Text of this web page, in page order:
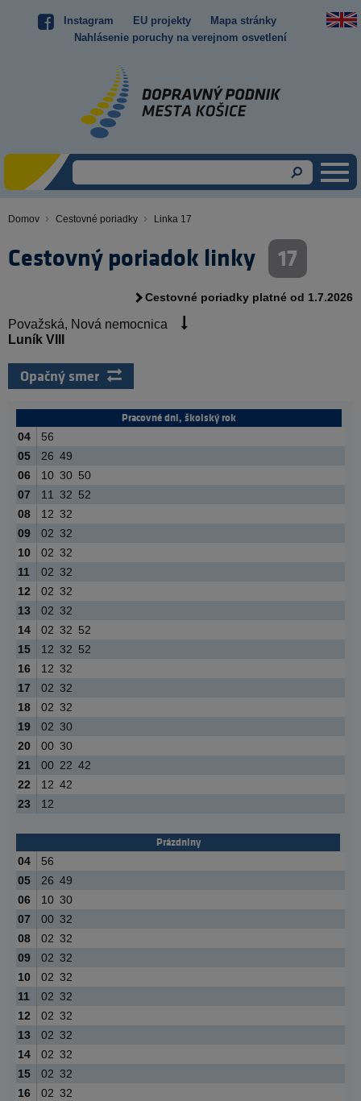
Instagram EU projekty
Mapa stránky
Nahlásenie poruchy na verejnom osvetlení
Domov Cestovné poriadky Linka 17
Cestovný poriadok linky 17
Cestovné poriadky platné od 1.7.2026
Považská, Nová nemocnica
Luník VIII
Opačný smer
Pracovné dni, školský rok
04
56
05
26 49
06
10 30 50
07
11 32 52
08
12 32
09
02 32
10
02 32
11
02 32
12
02 32
13
02 32
14
02 32 52
15
12 32 52
16
12 32
17
02 32
18
02 32
19
02 30
20
00 30
21
00 22 42
22
12 42
23
12
Prázdniny
04
56
05
26 49
06
10 30
07
00 32
08
02 32
09
02 32
10
02 32
11
02 32
12
02 32
13
02 32
14
02 32
15
02 32
16
02 32